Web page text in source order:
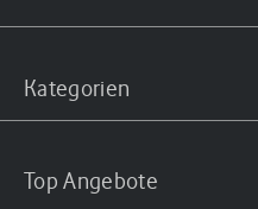
Kategorien
Top Angebote